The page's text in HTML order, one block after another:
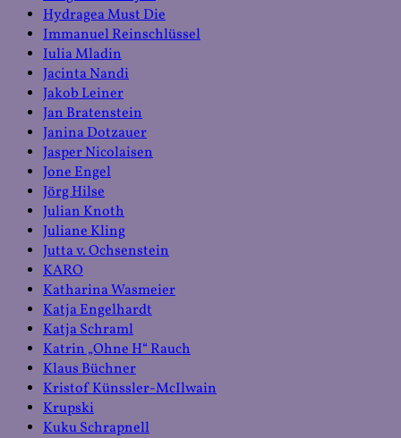
Hydragea Must Die
Immanuel Reinschlüssel
Iulia Mladin
Jacinta Nandi
Jakob Leiner
Jan Bratenstein
Janina Dotzauer
Jasper Nicolaisen
Jone Engel
Jörg Hilse
Julian Knoth
Juliane Kling
Jutta v. Ochsenstein
KARO
Katharina Wasmeier
Katja Engelhardt
Katja Schraml
Katrin „Ohne H“ Rauch
Klaus Büchner
Kristof Künssler-McIlwain
Krupski
Kuku Schrapnell